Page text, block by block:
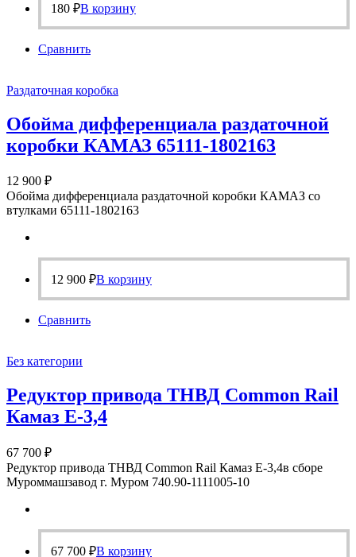
180 ₽В корзину
Сравнить
Раздаточная коробка
Обойма дифференциала раздаточной
коробки КАМАЗ 65111-1802163
12 900 ₽
Обойма дифференциала раздаточной коробки КАМАЗ со
втулками 65111-1802163
12 900 ₽В корзину
Сравнить
Без категории
Редуктор привода ТНВД Common Rail
Камаз Е-3,4
67 700 ₽
Редуктор привода ТНВД Common Rail Камаз Е-3,4в сборе
Муроммашзавод г. Муром 740.90-1111005-10
67 700 ₽В корзину